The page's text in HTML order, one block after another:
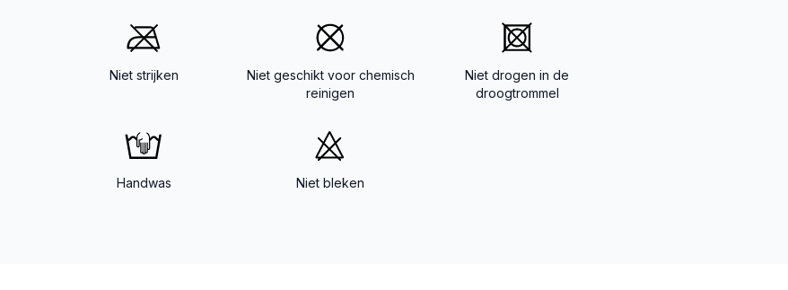
Niet strijken
Niet geschikt voor chemisch
reinigen
Niet drogen in de
droogtrommel
Handwas Niet bleken